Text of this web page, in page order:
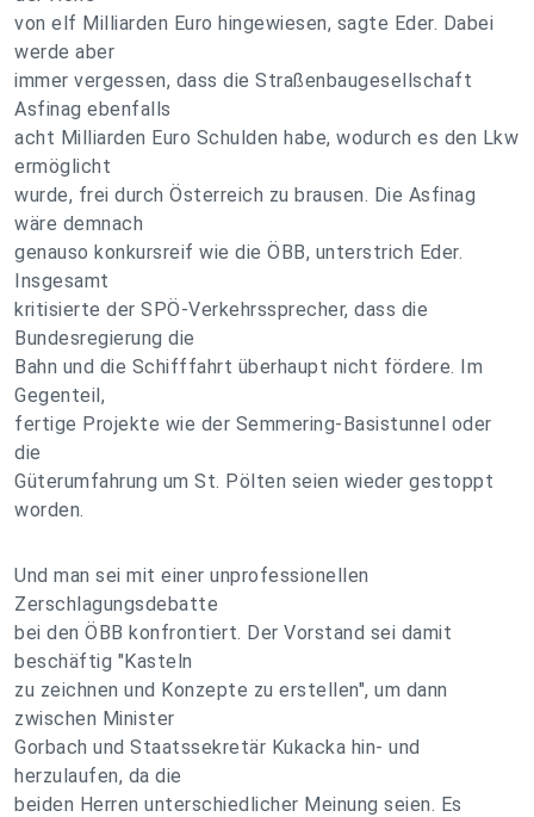
von elf Milliarden Euro hingewiesen, sagte Eder. Dabei
werde aber
immer vergessen, dass die Straßenbaugesellschaft
Asfinag ebenfalls
acht Milliarden Euro Schulden habe, wodurch es den Lkw
ermöglicht
wurde, frei durch Österreich zu brausen. Die Asfinag
wäre demnach
genauso konkursreif wie die ÖBB, unterstrich Eder.
Insgesamt
kritisierte der SPÖ-Verkehrssprecher, dass die
Bundesregierung die
Bahn und die Schifffahrt überhaupt nicht fördere. Im
Gegenteil,
fertige Projekte wie der Semmering-Basistunnel oder
die
Güterumfahrung um St. Pölten seien wieder gestoppt
worden.
Und man sei mit einer unprofessionellen
Zerschlagungsdebatte
bei den ÖBB konfrontiert. Der Vorstand sei damit
beschäftig "Kasteln
zu zeichnen und Konzepte zu erstellen", um dann
zwischen Minister
Gorbach und Staatssekretär Kukacka hin- und
herzulaufen, da die
beiden Herren unterschiedlicher Meinung seien. Es